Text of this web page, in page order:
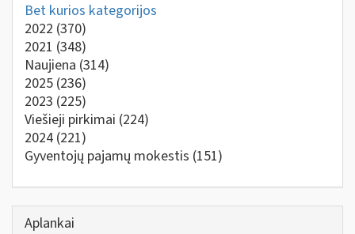
Bet kurios kategorijos
2022 (370)
2021 (348)
Naujiena (314)
2025 (236)
2023 (225)
Viešieji pirkimai (224)
2024 (221)
Gyventojų pajamų mokestis (151)
Aplankai